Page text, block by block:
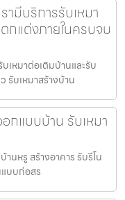
ามีบริการรับเหมา
กแต่งภายในครบจบ
เหมาต่อเติมบ้านและรับ
รับเหมาสร้างบ้าน
กแบบบ้าน รับเหมา
นหรู สร้างอาคาร รับรีโน
บบก่อสร